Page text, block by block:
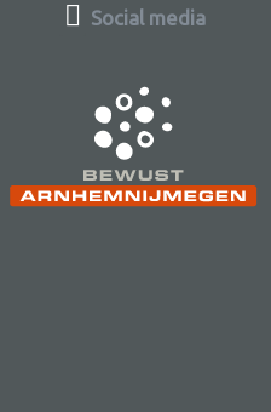
Social media